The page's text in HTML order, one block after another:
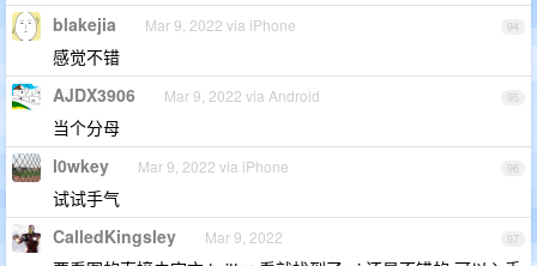
94
blakejia Mar 9, 2022 via iPhone
感觉不错
95
AJDX3906 Mar 9, 2022 via Android
当个分母
96
l0wkey Mar 9, 2022 via iPhone
试试手气
97
CalledKingsley Mar 9, 2022